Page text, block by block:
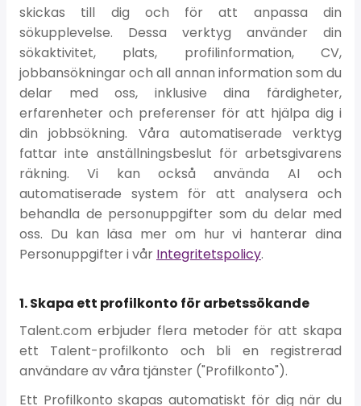
skickas till dig och för att anpassa din
sökupplevelse. Dessa verktyg använder din
sökaktivitet, plats, profilinformation, CV,
jobbansökningar och all annan information som du
delar med oss, inklusive dina färdigheter,
erfarenheter och preferenser för att hjälpa dig i
din jobbsökning. Våra automatiserade verktyg
fattar inte anställningsbeslut för arbetsgivarens
räkning. Vi kan också använda AI och
automatiserade system för att analysera och
behandla de personuppgifter som du delar med
oss. Du kan läsa mer om hur vi hanterar dina
Personuppgifter i vår Integritetspolicy.
1. Skapa ett profilkonto för arbetssökande
Talent.com erbjuder flera metoder för att skapa
ett Talent-profilkonto och bli en registrerad
användare av våra tjänster ("Profilkonto").
Ett Profilkonto skapas automatiskt för dig när du